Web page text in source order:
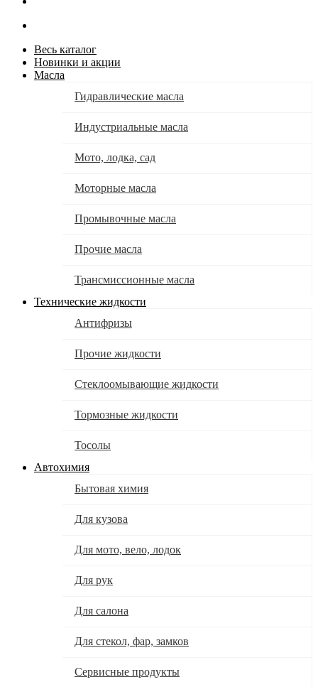
Весь каталог
Новинки и акции
Масла
Гидравлические масла
Индустриальные масла
Мото, лодка, сад
Моторные масла
Промывочные масла
Прочие масла
Трансмиссионные масла
Технические жидкости
Антифризы
Прочие жидкости
Стеклоомывающие жидкости
Тормозные жидкости
Тосолы
Автохимия
Бытовая химия
Для кузова
Для мото, вело, лодок
Для рук
Для салона
Для стекол, фар, замков
Сервисные продукты